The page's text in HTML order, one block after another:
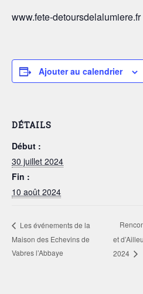
www.fete-detoursdelalumiere.fr
Ajouter au calendrier
DÉTAILS
Début :
30 juillet 2024
Fin :
10 août 2024
Les événements de la
Maison des Echevins de
Vabres l’Abbaye
et
2024